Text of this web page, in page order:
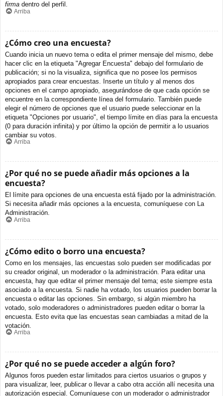
firma dentro del perfil.
Arriba
¿Cómo creo una encuesta?
Cuando inicia un nuevo tema o edita el primer mensaje del mismo, debe
hacer clic en la etiqueta "Agregar Encuesta" debajo del formulario de
publicación; si no la visualiza, significa que no posee los permisos
apropiados para crear encuestas. Inserte un título y al menos dos
opciones en el campo apropiado, asegurándose de que cada opción se
encuentre en la correspondiente línea del formulario. También puede
elegir el número de opciones que el usuario puede seleccionar en la
etiqueta "Opciones por usuario", el tiempo límite en días para la encuesta
(0 para duración infinita) y por último la opción de permitir a lo usuarios
cambiar su votos.
Arriba
¿Por qué no se puede añadir más opciones a la
encuesta?
El límite para opciones de una encuesta está fijado por la administración.
Si necesita añadir más opciones a la encuesta, comuníquese con La
Administración.
Arriba
¿Cómo edito o borro una encuesta?
Como en los mensajes, las encuestas solo pueden ser modificadas por
su creador original, un moderador o la administración. Para editar una
encuesta, hay que editar el primer mensaje del tema; este siempre esta
asociado a la encuesta. Si nadie ha votado, los usuarios pueden borrar la
encuesta o editar las opciones. Sin embargo, si algún miembro ha
votado, solo moderadores o administradores pueden editar o borrar la
encuesta. Esto evita que las encuestas sean cambiadas a mitad de la
votación.
Arriba
¿Por qué no se puede acceder a algún foro?
Algunos foros pueden estar limitados para ciertos usuarios o grupos y
para visualizar, leer, publicar o llevar a cabo otra acción allí necesita una
autorización especial. Comuníquese con un moderador o administrador